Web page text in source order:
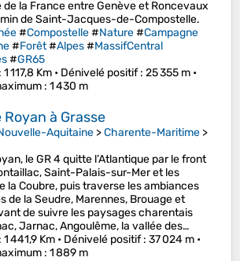
de la France entre Genève et Roncevaux
de Saint-Jacques-de-Compostelle.
#Compostelle#Nature#Campagne
#Forêt#Alpes#MassifCentral
#GR65
: 1 117,8 Km • Dénivelé positif: 25 355 m •
: 1 430 m
Royan à Grasse
Aquitaine >Charente-Maritime >
le GR 4 quitte l’Atlantique par le front
Saint-Palais-sur-Mer et les
la Coubre, puis traverse les ambiances
de la Seudre, Marennes, Brouage et
de suivre les paysages charentais
Jarnac, Angoulême, la vallée des…
: 1 441,9 Km • Dénivelé positif: 37 024 m •
: 1 889 m